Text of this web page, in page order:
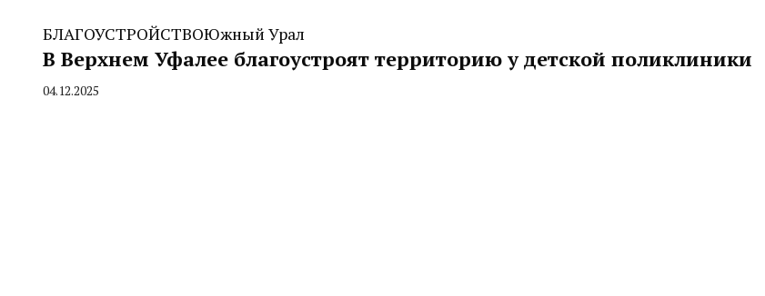
БЛАГОУСТРОЙСТВОЮжный Урал
В Верхнем Уфалее благоустроят территорию у детской поликлиники
By
04.12.2025